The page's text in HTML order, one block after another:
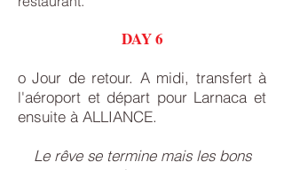
DAY 6
o Jour de retour. A midi, transfert à
l'aéroport et départ pour Larnaca et
ensuite à ALLIANCE.
Le rêve se termine mais les bons